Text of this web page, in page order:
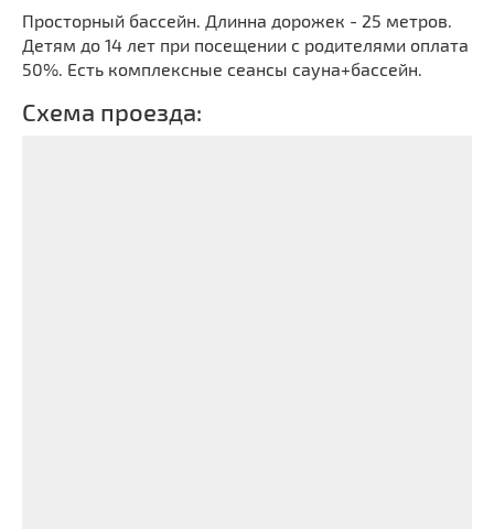
Просторный бассейн. Длинна дорожек - 25 метров.
Детям до 14 лет при посещении с родителями оплата
50%. Есть комплексные сеансы сауна+бассейн.
Схема проезда: